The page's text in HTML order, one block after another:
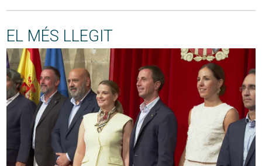
EL MÉS LLEGIT